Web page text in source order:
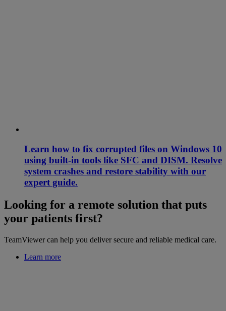
Learn how to fix corrupted files on Windows 10
using built-in tools like SFC and DISM. Resolve
system crashes and restore stability with our
expert guide.
Looking for a remote solution that puts
your patients first?
TeamViewer can help you deliver secure and reliable medical care.
Learn more